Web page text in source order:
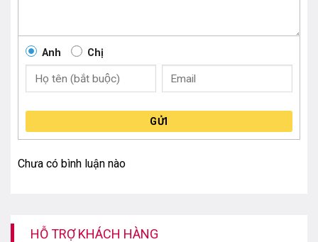
Anh Chị
GỬI
Chưa có bình luận nào
HỖ TRỢ KHÁCH HÀNG